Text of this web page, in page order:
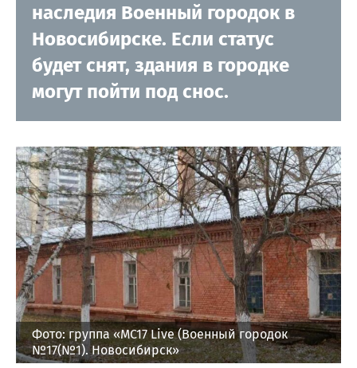
наследия Военный городок в
Новосибирске. Если статус
будет снят, здания в городке
могут пойти под снос.
Фото: группа «MC17 Live (Военный городок
№17(№1). Новосибирск»